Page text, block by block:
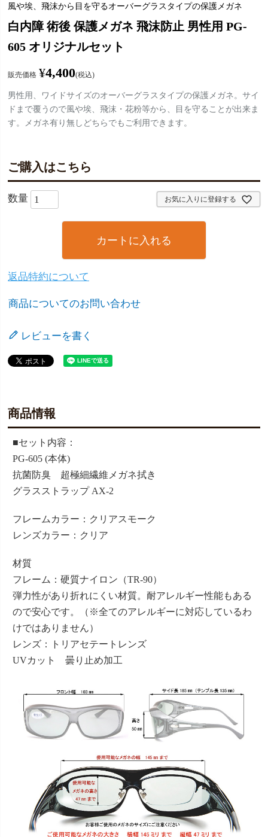
風や埃、飛沫から目を守るオーバーグラスタイプの保護メガネ
白内障 術後 保護メガネ 飛沫防止 男性用 PG-
605 オリジナルセット
販売価格 ¥4,400 税込
男性用、ワイドサイズのオーバーグラスタイプの保護メガネ。サイ
ドまで覆うので風や埃、飛沫・花粉等から、目を守ることが出来ま
す。メガネ有り無しどちらでもご利用できます。
ご購入はこちら
お気に入りに登録する
カートに入れる
返品特約について
商品についてのお問い合わせ
レビューを書く
商品情報
■セット内容：
PG-605 (本体)
抗菌防臭 超極細繊維メガネ拭き
グラスストラップ AX-2
フレームカラー：クリアスモーク
レンズカラー：クリア
材質
フレーム：硬質ナイロン（TR-90）
弾力性があり折れにくい材質。耐アレルギー性能もある
ので安心です。（※全てのアレルギーに対応しているわ
けではありません）
レンズ：トリアセテートレンズ
UVカット 曇り止め加工